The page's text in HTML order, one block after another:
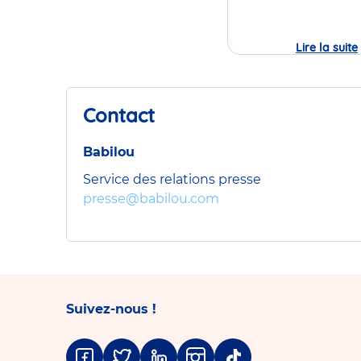
Lire la suite
Contact
Babilou
Service des relations presse
presse@babilou.com
Suivez-nous !